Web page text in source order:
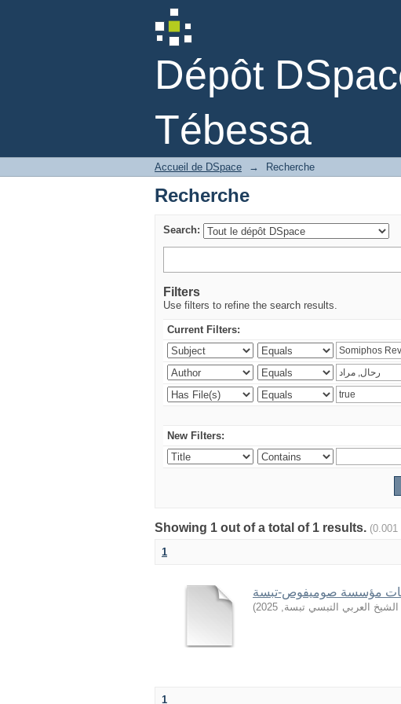
Dépôt
Tébessa
Recherche
Accueil de DSpace → Recherche
Recherche
Search:
Filters
Use filters to refine the search results.
Current Filters:
New Filters:
Showing 1 out of a total of 1 results.
1
العربي التبسي تبسة,
2025
)
1